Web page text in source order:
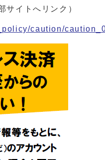
サイトへリンク）
caution/